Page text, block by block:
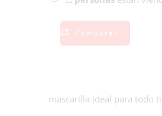
Comparar
mascarilla ideal para todo